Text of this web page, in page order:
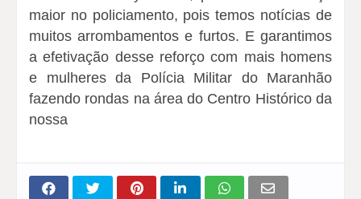
maior no policiamento, pois temos notícias de
muitos arrombamentos e furtos. E garantimos
a efetivação desse reforço com mais homens
e mulheres da Polícia Militar do Maranhão
fazendo rondas na área do Centro Histórico da
nossa